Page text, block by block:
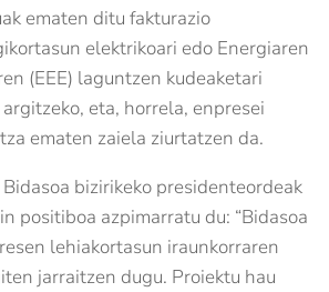
ematen ditu fakturazio
elektrikoari edo Energiaren
(EEE) laguntzen kudeaketari
eta, horrela, enpresei
ematen zaiela ziurtatzen da.
bizirikeko presidenteordeak
positiboa azpimarratu du: “Bidasoa
lehiakortasun iraunkorraren
jarraitzen dugu. Proiektu hau